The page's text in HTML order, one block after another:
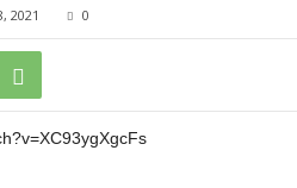
2021 0